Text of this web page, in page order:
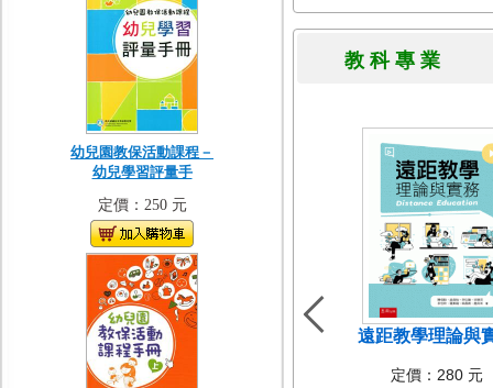
幼兒園教保活動課程－
幼兒學習評量手
定價：250 元
教 科 專
遠距教學理論與
定價：280 元